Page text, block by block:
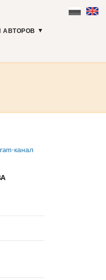
АВТОРОВ
канал